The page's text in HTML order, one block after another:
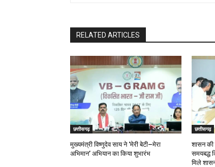
RELATED ARTICLES
छत्तीसगढ़
मुख्यमंत्री विष्णुदेव साय ने ‘मेरी बेटी–मेरा
अभिमान’ अभियान का किया शुभारंभ
छत्तीसगढ़
शासन की
समयबद्ध
मिले